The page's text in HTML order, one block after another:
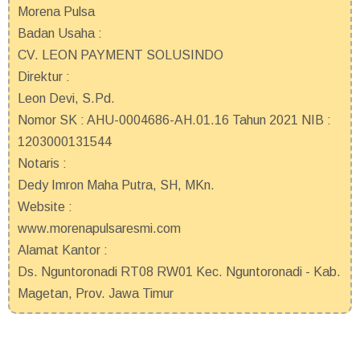
Morena Pulsa
Badan Usaha :
CV. LEON PAYMENT SOLUSINDO
Direktur :
Leon Devi, S.Pd.
Nomor SK : AHU-0004686-AH.01.16 Tahun 2021 NIB :
1203000131544
Notaris :
Dedy Imron Maha Putra, SH, MKn.
Website :
www.morenapulsaresmi.com
Alamat Kantor :
Ds. Nguntoronadi RT08 RW01 Kec. Nguntoronadi - Kab.
Magetan, Prov. Jawa Timur